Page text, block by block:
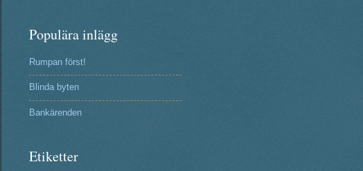
Populära inlägg
Rumpan först!
Blinda byten
Bankärenden
Etiketter